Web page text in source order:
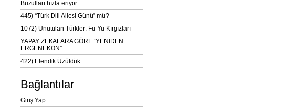
Buzulları hızla eriyor
445) “Türk Dili Ailesi Günü” mü?
1072) Unutulan Türkler: Fu-Yu Kırgızları
YAPAY ZEKALARA GÖRE “YENİDEN
ERGENEKON”
422) Elendik Üzüldük
Bağlantılar
Giriş Yap